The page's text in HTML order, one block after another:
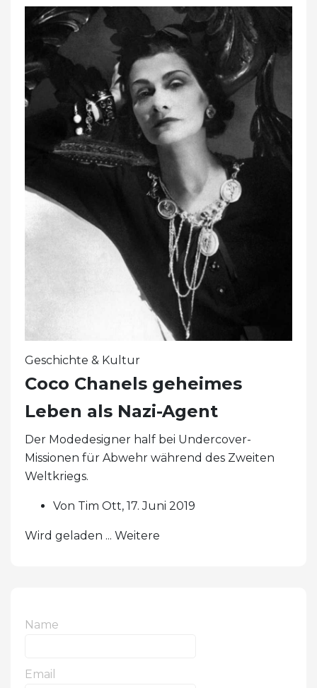
Geschichte & Kultur
Coco Chanels geheimes
Leben als Nazi-Agent
Der Modedesigner half bei Undercover-
Missionen für Abwehr während des Zweiten
Weltkriegs.
Von Tim Ott, 17. Juni 2019
Wird geladen ... Weitere
Name
Email